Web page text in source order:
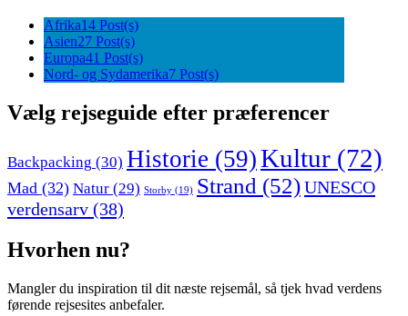
Afrika14 Post(s)
Asien27 Post(s)
Europa41 Post(s)
Nord- og Sydamerika7 Post(s)
Vælg rejseguide efter præferencer
Backpacking (30) Historie (59)Kultur (72)
Mad (32) Natur (29) Storby (19) Strand (52)UNESCO
verdensarv (38)
Hvorhen nu?
Mangler du inspiration til dit næste rejsemål, så tjek hvad verdens
førende rejsesites anbefaler.